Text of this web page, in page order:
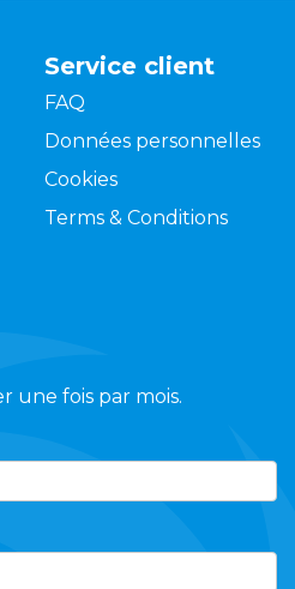
Service client
FAQ
Données personnelles
Cookies
Terms & Conditions
une fois par mois.